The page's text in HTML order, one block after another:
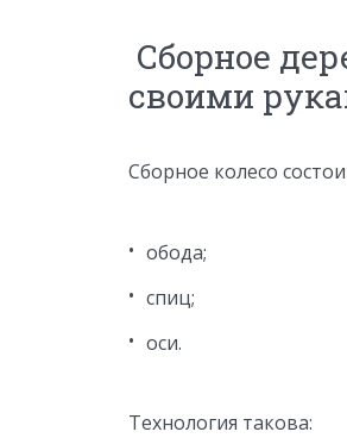
Сборное
своими
Сборное колесо
обода;
спиц;
оси.
Технология такова: